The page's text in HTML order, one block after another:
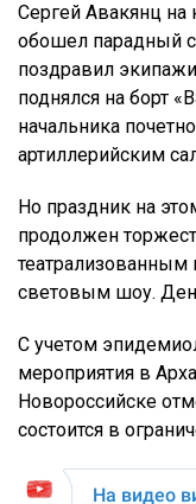
Сергей Авакянц на
обошел парадный
поздравил
поднялся на борт
начальника
артиллерийским
Но праздник на
продолжен
театрализованным
световым шоу.
С учетом
мероприятия в
Новороссийске
состоится в